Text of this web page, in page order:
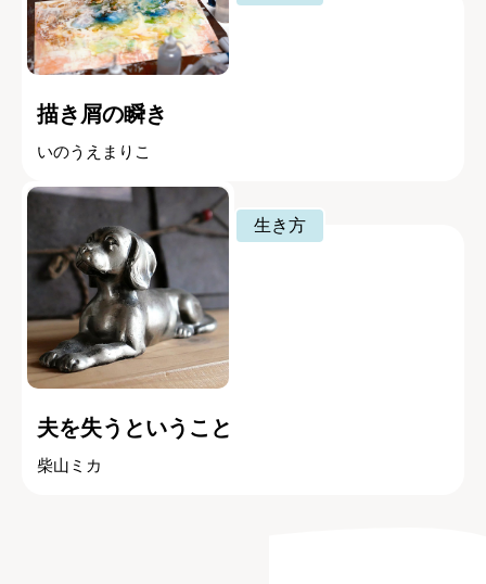
描き屑の瞬き
いのうえまりこ
生き方
夫を失うということ
柴山ミカ